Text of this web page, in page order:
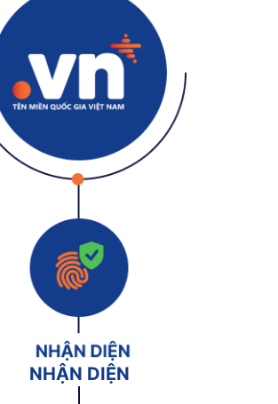
NHẬN DIỆN